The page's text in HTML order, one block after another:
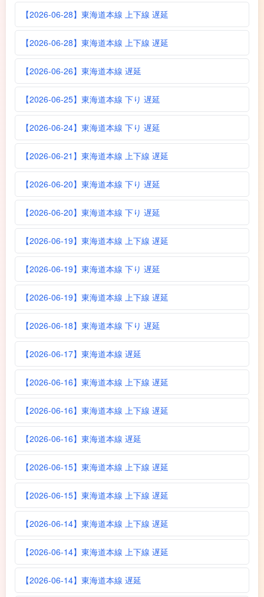
【2026-06-28】東海道本線 上下線 遅延
【2026-06-28】東海道本線 上下線 遅延
【2026-06-26】東海道本線 遅延
【2026-06-25】東海道本線 下り 遅延
【2026-06-24】東海道本線 下り 遅延
【2026-06-21】東海道本線 上下線 遅延
【2026-06-20】東海道本線 下り 遅延
【2026-06-20】東海道本線 下り 遅延
【2026-06-19】東海道本線 上下線 遅延
【2026-06-19】東海道本線 下り 遅延
【2026-06-19】東海道本線 上下線 遅延
【2026-06-18】東海道本線 下り 遅延
【2026-06-17】東海道本線 遅延
【2026-06-16】東海道本線 上下線 遅延
【2026-06-16】東海道本線 上下線 遅延
【2026-06-16】東海道本線 遅延
【2026-06-15】東海道本線 上下線 遅延
【2026-06-15】東海道本線 上下線 遅延
【2026-06-14】東海道本線 上下線 遅延
【2026-06-14】東海道本線 上下線 遅延
【2026-06-14】東海道本線 遅延